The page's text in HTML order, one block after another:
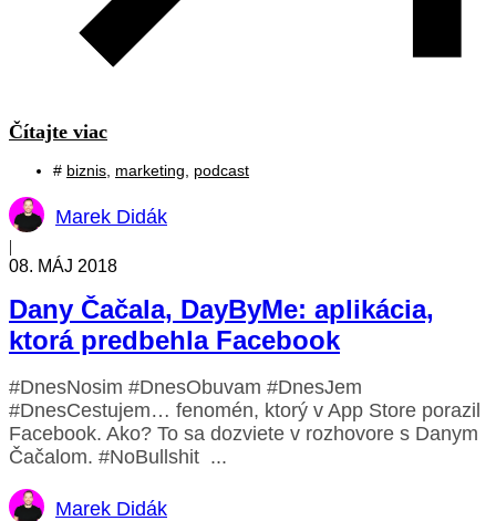
Čítajte viac
# biznis, marketing, podcast
Marek Didák
|
08. MÁJ 2018
Dany Čačala, DayByMe: aplikácia,
ktorá predbehla Facebook
#DnesNosim #DnesObuvam #DnesJem
#DnesCestujem… fenomén, ktorý v App Store porazil
Facebook. Ako? To sa dozviete v rozhovore s Danym
Čačalom. #NoBullshit ...
Marek Didák